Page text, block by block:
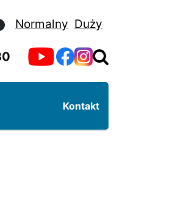
Normalny Duży
Kontakt